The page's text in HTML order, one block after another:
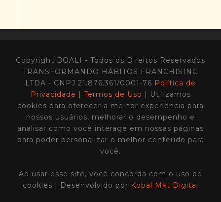
Copyright BOALI - Todos os Direitos Reservados
TRANSFORMANDO HÁBITOS FRANCHISING
LTDA - CNPJ 21.876.361/0001-76 Política de
Privacidade | Termos de Uso | Utilizamos
cookies para oferecer a melhor experiência para
nossos usuários, melhorar o desempenho e
analisar como você interage em nossas páginas
para poder personalizar o melhor conteúdo para
você.
Ao usar esse site, você concorda com o uso de
cookies | Desenvolvido por Kobal Mkt Digital